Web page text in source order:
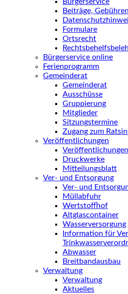
Bürgerservice
Beiträge,
Formulare
Ortsrecht
Bürgerservice online
Ferienprogramm
Gemeinderat
Gemeinderat
Ausschüsse
Gruppierung
Mitglieder
Sitzungstermine
Zugang zum
Veröffentlichungen
Veröffentlichungen
Druckwerke
Mitteilungsblatt
Ver- und Entsorgung
Ver- und
Müllabfuhr
Wertstoffhof
Altglascontainer
Wasserversorgung
Information für
Abwasser
Breitbandausbau
Verwaltung
Verwaltung
Aktuelles